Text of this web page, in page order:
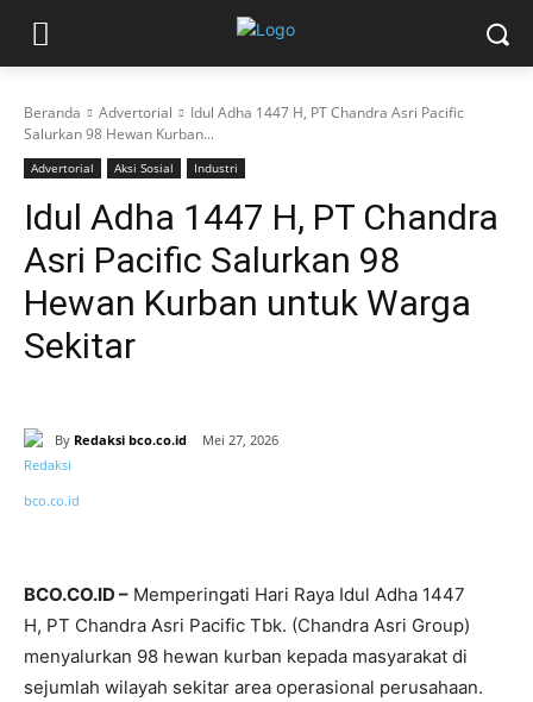
Beranda Advertorial
Idul Adha 1447 H, PT Chandra Asri Pacific
Salurkan 98 Hewan Kurban...
Advertorial Aksi Sosial Industri
Idul Adha 1447 H, PT Chandra
Asri Pacific Salurkan 98
Hewan Kurban untuk Warga
Sekitar
By Redaksi bco.co.id Mei 27, 2026
BCO.CO.ID – Memperingati Hari Raya Idul Adha 1447
H, PT Chandra Asri Pacific Tbk. (Chandra Asri Group)
menyalurkan 98 hewan kurban kepada masyarakat di
sejumlah wilayah sekitar area operasional perusahaan.